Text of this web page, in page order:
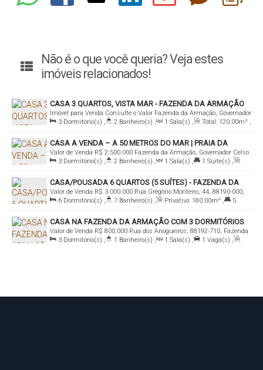
Não é o que você queria? Veja estes
imóveis relacionados!
CASA 3 QUARTOS, VISTA MAR - FAZENDA DA ARMAÇÃO
Consulte o Valor
Imóvel para Venda
Fazenda da Armação, Governador
Celso Ramos, Santa Catarina, Brasil
3 Dormitório(s) , 2 Banheiro(s) , 1 Sala(s) , Total: 120.00m² ,
3 Vaga(s) , Terreno: 1800.00m²
CASA A VENDA – A 50 METROS DO MAR | PRAIA DA
FAZENDA DA ARMAÇÃO
R$ 2.500.000
Valor de Venda
Fazenda da Armação, Governador Celso
Ramos, Santa Catarina, Brasil
3 Dormitório(s) , 2 Banheiro(s) , 1 Sala(s) , 1 Suíte(s) ,
Total: 252.46m² , 1 Vaga(s) , 50mDistância do Mar ,
Útil:
252.46m² , Terreno: 478.00m²
CASA/POUSADA 6 QUARTOS (5 SUÍTES) - FAZENDA DA
ARMAÇÃO
R$ 3.000.000
Valor de Venda
Rua Gregório Monteiro, 44, 88190-000,
Fazenda da Armação, Governador Celso Ramos, Santa Catarina,
Brasil
6 Dormitório(s) , 7 Banheiro(s) , Privativo: 180.00m² ,
5
Suíte(s) , 4 Vaga(s) , 100mDistância do Mar ,
Terreno:
432.00m²
CASA NA FAZENDA DA ARMAÇÃO COM 3 DORMITÓRIOS
R$ 800.000
Valor de Venda
Rua dos Anogueiros, 88192-710, Fazenda
da Armação, Governador Celso Ramos, Santa Catarina, Brasil
3 Dormitório(s) , 1 Banheiro(s) , 1 Sala(s) , 1 Vaga(s) ,